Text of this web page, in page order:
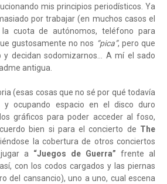
mis principios periodísticos. Ya
por trabajar (en muchos casos el
cuota de autónomos, teléfono para
gustosamente no nos “pica”, pero que
y decidan sodomizarnos… A mí el sado
antigua.
(esas cosas que no sé por qué todavía
y ocupando espacio en el disco duro
gráficos para poder acceder al foso,
bien si para el concierto de The
la cobertura de otros conciertos
a “Juegos de Guerra” frente al
con los codos cargados y las piernas
del cansancio), uno a uno, cual escena